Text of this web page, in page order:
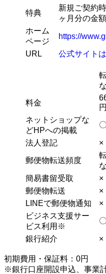
特典
新規ご契約
ヶ月分の金
ホーム
ページ
https://
URL 公式サイト
料金
ネットショップな
どHPへの掲載
〇
法人登記 ×
郵便物転送頻度
簡易書留受取
×
郵便物転送
×
LINEで郵便物通知
×
ビジネス支援サー
ビス利用※
〇
銀行紹介 ×
初期費用・保証料：0円
※銀行口座開設申込、事業